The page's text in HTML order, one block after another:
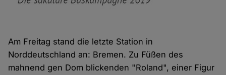
Am Freitag stand die letzte Station in
Norddeutschland an: Bremen. Zu Füßen des
mahnend gen Dom blickenden "Roland", einer Figur